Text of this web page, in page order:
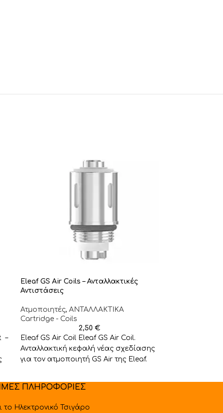
–
Eleaf GS Air Coils – Ανταλλακτικές
Αντιστάσεις
Ατμοποιητές, ΑΝΤΑΛΛΑΚΤΙΚA
Cartridge - Coils
2,50€
Eleaf GS Air Coil Eleaf GS Air Coil.
Ανταλλακτική κεφαλή νέας σχεδίασης
για τον ατμοποιητή GS Air της Eleaf.
ΠΛΗΡΟΦΟΡΙΕΣ
το Ηλεκτρονικό Τσιγάρο